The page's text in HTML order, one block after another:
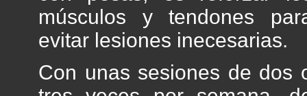
músculos y tendones
evitar lesiones inecesarias.
Con unas sesiones de dos